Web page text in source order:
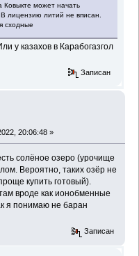
Ковыкте может начать
лицензию литий не вписан.
сходные
у казахов в Карабогазгол
Записан
20:06:48 »
солёное озеро (урочище
Вероятно, таких озёр не
купить готовый).
вроде как ионобменные
я понимаю не баран
Записан